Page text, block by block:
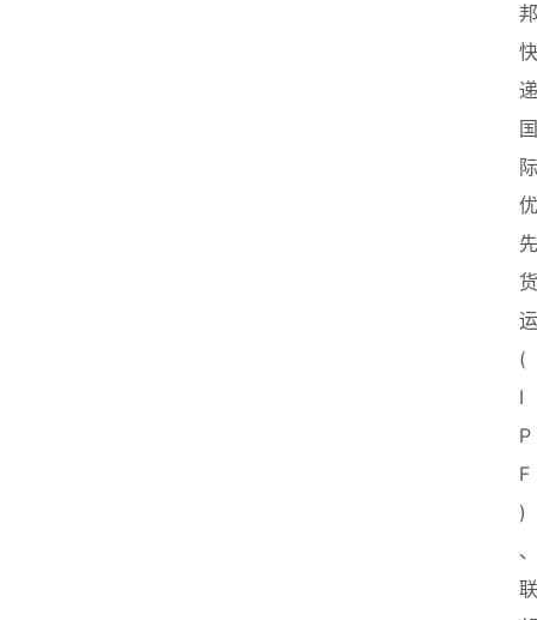
邦
快
递
国
际
优
先
货
运
(
I
P
F
)
、
联